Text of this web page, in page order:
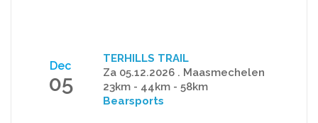
Dec
05
TERHILLS TRAIL
Za 05.12.2026 . Maasmechelen
23km - 44km - 58km
Bearsports